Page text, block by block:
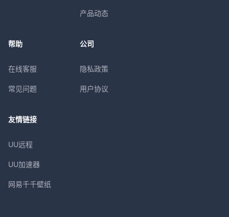
产品动态
帮助
在线客服
常见问题
公司
隐私政策
用户协议
友情链接
UU远程
UU加速器
网易千千壁纸